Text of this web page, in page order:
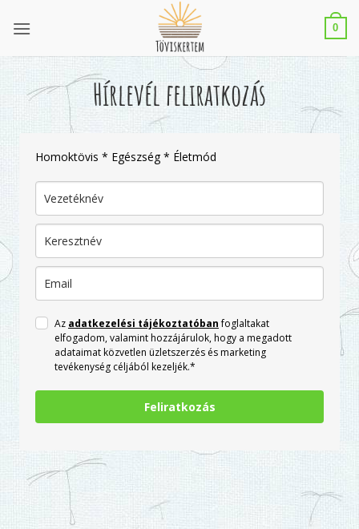
0
Hírlevél feliratkozás
Homoktövis * Egészség * Életmód
Az adatkezelési tájékoztatóbanfoglaltakat
elfogadom, valamint hozzájárulok, hogy a megadott
adataimat közvetlen üzletszerzés és marketing
tevékenység céljából kezeljék.*
Feliratkozás